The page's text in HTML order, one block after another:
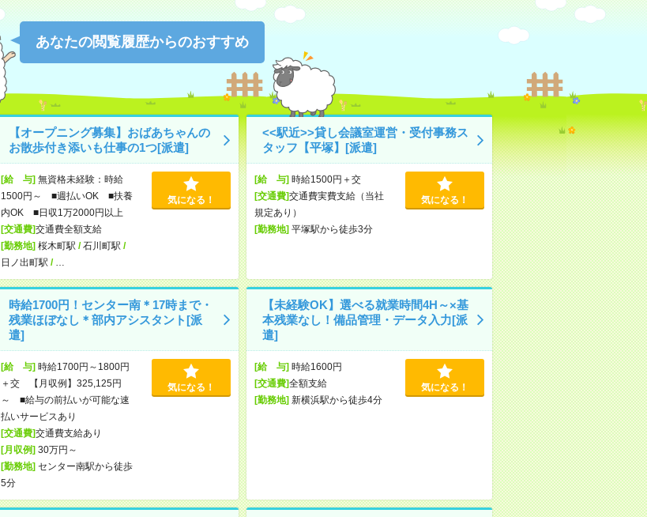
あなたの閲覧履歴からのおすすめ
【オープニング募集】おばあちゃんの
お散歩付き添いも仕事の1つ[派遣]
[給 与]無資格未経験：時給
1500円～ ■週払いOK ■扶養
内OK ■日収1万2000円以上
[交通費]交通費全額支給
[勤務地]桜木町駅 /石川町駅 /
日ノ出町駅 /
気になる！
<<駅近>>貸し会議室運営・受付事務ス
タッフ【平塚】[派遣]
[給 与]時給1500円＋交
[交通費]交通費実費支給（当社
規定あり）
[勤務地]平塚駅から徒歩3分
気になる！
時給1700円！センター南＊17時まで・
残業ほぼなし＊部内アシスタント[派
遣]
[給 与]時給1700円～1800円
＋交 【月収例】325,125円
～ ■給与の前払いが可能な速
払いサービスあり
[交通費]交通費支給あり
[月収例]30万円～
[勤務地]センター南駅から徒歩
5分
気になる！
【未経験OK】選べる就業時間4H～×基
本残業なし！備品管理・データ入力[派
遣]
[給 与]時給1600円
[交通費]全額支給
[勤務地]新横浜駅から徒歩4分
気になる！